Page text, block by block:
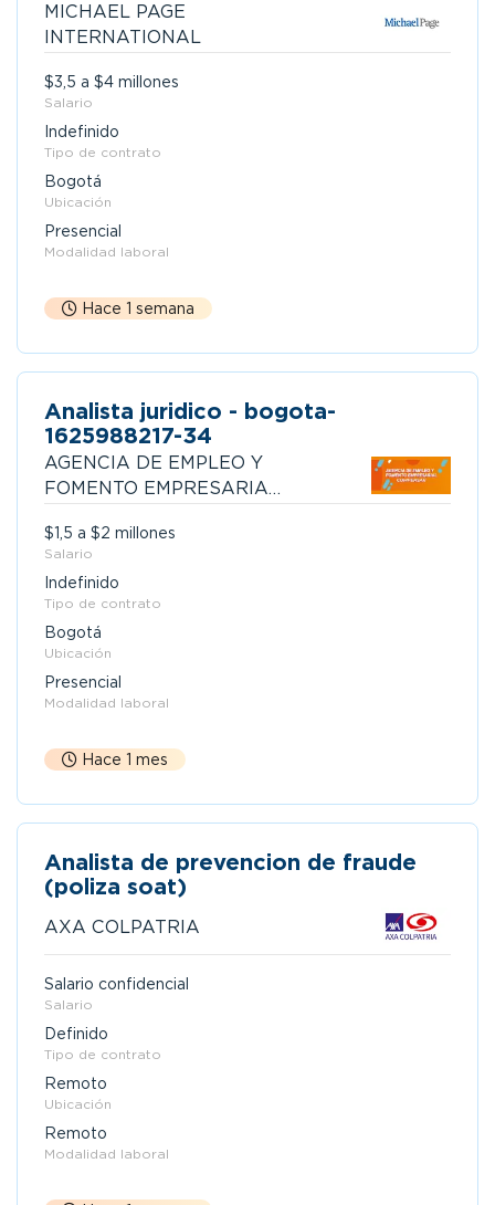
MICHAEL PAGE
INTERNATIONAL
$3,5 a $4 millones
Salario
Indefinido
Tipo de contrato
Bogotá
Ubicación
Presencial
Modalidad laboral
Hace 1 semana
Analista juridico - bogota-
1625988217-34
AGENCIA DE EMPLEO Y
FOMENTO EMPRESARIAL
$1,5 a $2 millones
Salario
Indefinido
Tipo de contrato
Bogotá
Ubicación
Presencial
Modalidad laboral
Hace 1 mes
Analista de prevencion de fraude
(poliza soat)
AXA COLPATRIA
Salario confidencial
Salario
Definido
Tipo de contrato
Remoto
Ubicación
Remoto
Modalidad laboral